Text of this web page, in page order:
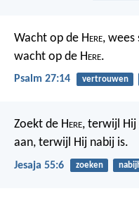
Wacht op de Here, wees
wacht op de Here.
Psalm 27:14 vertrouwen
Zoekt de Here, terwijl Hij
aan, terwijl Hij nabij is.
Jesaja 55:6 zoeken